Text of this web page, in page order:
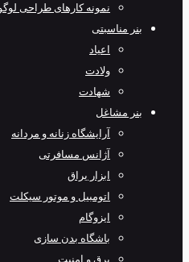
نمونه کارهای طراحی
بنر مناسبتی
اعیاد
ولادت
شهادت
بنر مشاغل
آرایشگاه زنانه و مردانه
آژانس مسافرتی
ابزار یراق
اتومبیل و موتور سیکلت
ایزوگام
باشگاه بدن سازی
برق و امنیت